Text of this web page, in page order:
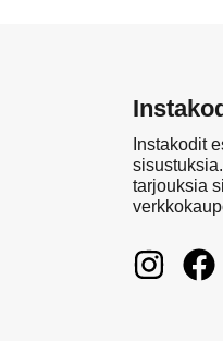
Instakodit
tarjouksia